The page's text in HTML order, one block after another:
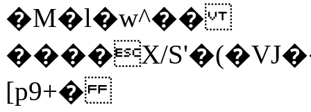
�M�l�w^��
����X/
[p9+�